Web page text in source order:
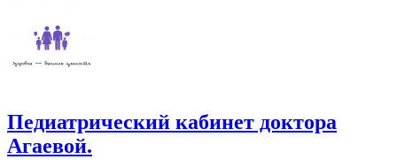
Педиатрический кабинет доктора
Агаевой.